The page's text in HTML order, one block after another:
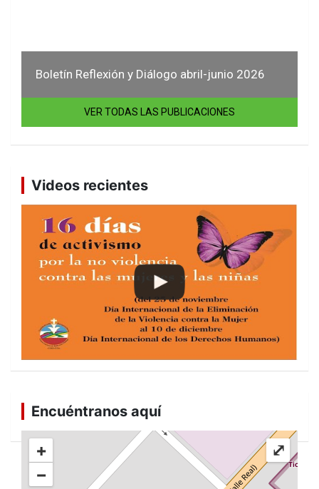
Boletín Reflexión y Diálogo abril-junio 2026
VER TODAS LAS PUBLICACIONES
Videos recientes
Encuéntranos aquí
+
−
⤢